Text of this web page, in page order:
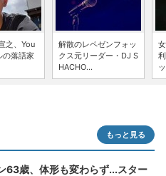
之、You
の落語家
解散のレペゼンフォッ
クス元リーダー・DJ S
HACHO...
もっと見る
63歳、体形も変わらず...スター